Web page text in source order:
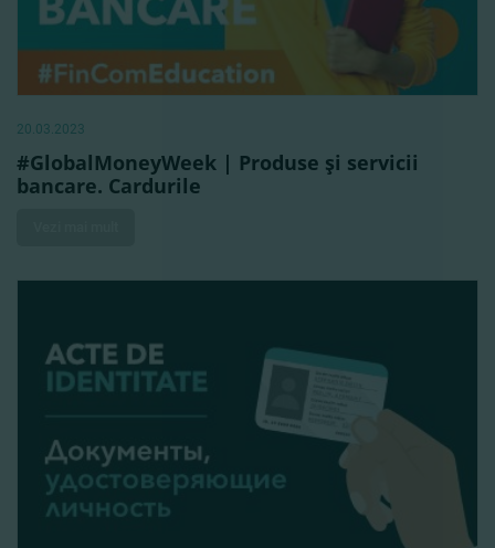
20.03.2023
#GlobalMoneyWeek | Produse şi servicii
bancare. Cardurile